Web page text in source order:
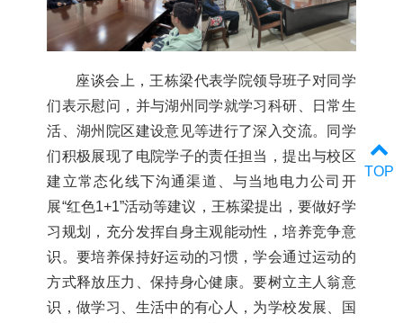
座谈会上，王栋梁代表学院领导班子对同学
们表示慰问，并与湖州同学就学习科研、日常生
活、湖州院区建设意见等进行了深入交流。同学
们积极展现了电院学子的责任担当，提出与校区
建立常态化线下沟通渠道、与当地电力公司开
展“红色1+1”活动等建议，王栋梁提出，要做好学
习规划，充分发挥自身主观能动性，培养竞争意
识。要培养保持好运动的习惯，学会通过运动的
方式释放压力、保持身心健康。要树立主人翁意
识，做学习、生活中的有心人，为学校发展、国
TOP